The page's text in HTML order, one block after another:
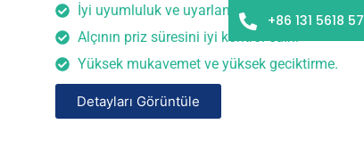
İyi uyumluluk ve uyarlanabilirlik.
Alçının priz süresini iyi kontrol edin.
Yüksek mukavemet ve yüksek geciktirme.
Detayları Görüntüle
+86 131 5618